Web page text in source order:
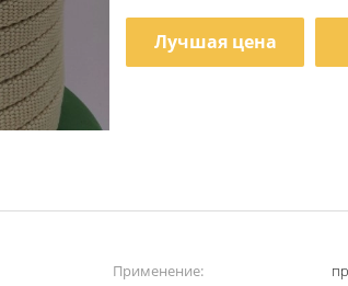
Лучшая цена
Применение: